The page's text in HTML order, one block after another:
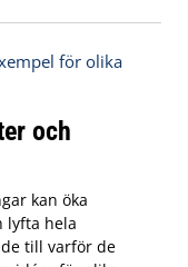
och
kan öka
lyfta hela
till varför de